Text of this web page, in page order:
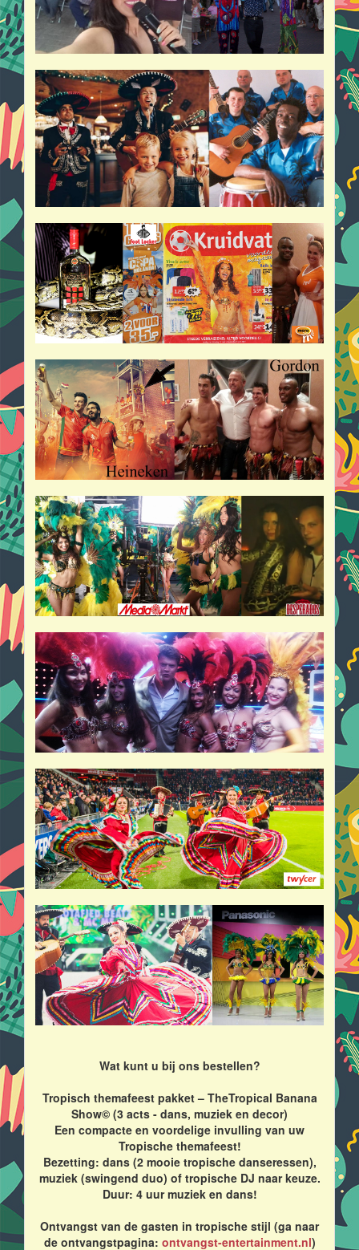
Wat kunt u bij ons bestellen?
Tropisch themafeest pakket – TheTropical Banana
Show© (3 acts - dans, muziek en decor)
Een compacte en voordelige invulling van uw
Tropische themafeest!
Bezetting: dans (2 mooie tropische danseressen),
muziek (swingend duo) of tropische DJ naar keuze.
Duur: 4 uur muziek en dans!
Ontvangst van de gasten in tropische stijl (ga naar
de ontvangstpagina: ontvangst-entertainment.nl)